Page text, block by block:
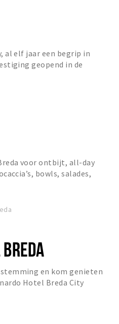
al elf jaar een begrip in
geopend in de
voor ontbijt, all-day
bowls, salades,
en kom genieten
Hotel Breda City